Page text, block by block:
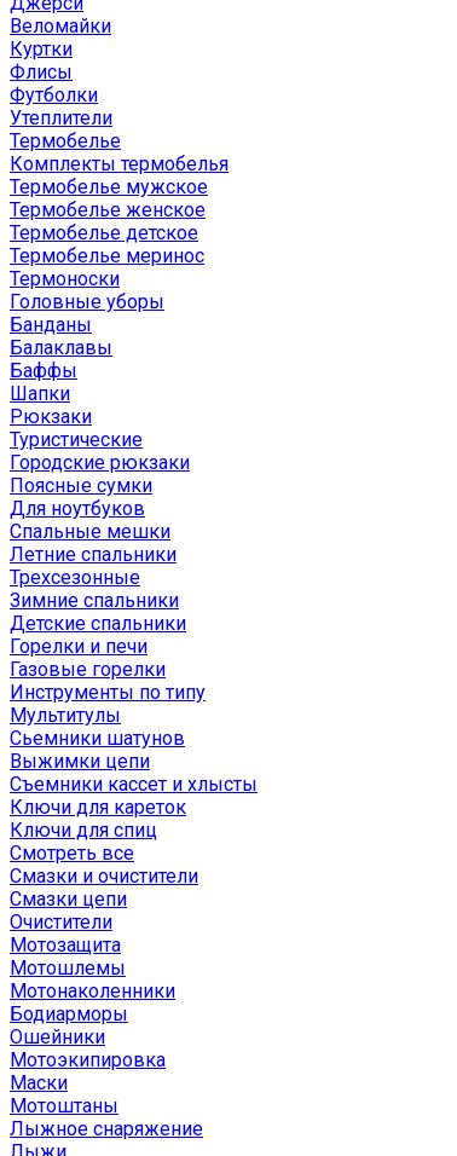
Веломайки
Куртки
Флисы
Футболки
Утеплители
Термобелье
Комплекты термобелья
Термобелье мужское
Термобелье женское
Термобелье детское
Термобелье меринос
Термоноски
Головные уборы
Банданы
Балаклавы
Баффы
Шапки
Рюкзаки
Туристические
Городские рюкзаки
Поясные сумки
Для ноутбуков
Спальные мешки
Летние спальники
Трехсезонные
Зимние спальники
Детские спальники
Горелки и печи
Газовые горелки
Инструменты по типу
Мультитулы
Сьемники шатунов
Выжимки цепи
Съемники кассет и хлысты
Ключи для кареток
Ключи для спиц
Смотреть все
Смазки и очистители
Смазки цепи
Очистители
Мотозащита
Мотошлемы
Мотонаколенники
Бодиарморы
Ошейники
Мотоэкипировка
Маски
Мотоштаны
Лыжное снаряжение